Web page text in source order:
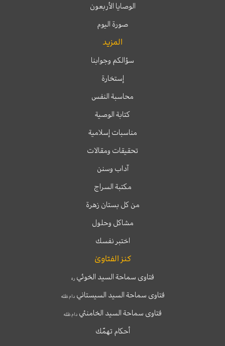
الوصايا الأربعون
صورة اليوم
المزيد
سؤالكم وجوابنا
إستخارة
محاسبة النفس
كتابة الوصية
مناسبات إسلامية
تحقيقات ومقالات
آداب وسنن
مكتبة السراج
من كل بستان زهرة
مشاكل وحلول
اختبر نفسك
كنز الفتاوىٰ
فتاوى سماحة السيد الخوئيره
فتاوى سماحة السيد السيستانيدام ظله
فتاوى سماحة السيد الخامنئي دام ظله
أحكام تهمّك